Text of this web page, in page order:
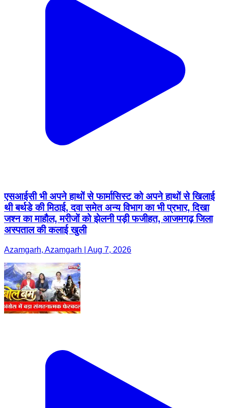
एसआईसी भी अपने हाथों से फार्मासिस्ट को अपने हाथों से खिलाई
थी बर्थडे की मिठाई, दवा समेत अन्य विभाग का भी प्रभार, दिखा
जश्न का माहौल, मरीजों को झेलनी पड़ी फजीहत, आजमगढ़ जिला
अस्पताल की कलाई खुली
Azamgarh, Azamgarh | Aug 7, 2026